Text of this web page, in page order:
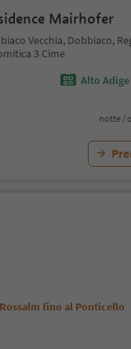
Mairhofer
Vecchia, Dobbiaco,
3 Cime
Alto Adige
notte /
fino al Ponticello